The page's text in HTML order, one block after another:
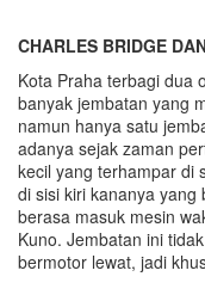
CHARLES BRIDGE
Kota Praha terbagi dua
banyak jembatan yang
namun hanya satu
adanya sejak zaman
kecil yang terhampar di
di sisi kiri kananya
berasa masuk mesin
Kuno. Jembatan ini
bermotor lewat, jadi